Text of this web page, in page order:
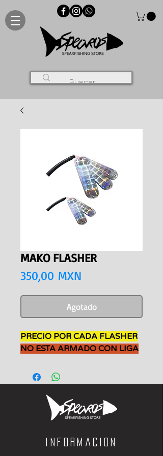
MAKO FLASHER
350,00 MXN
Agotado
PRECIO POR CADA FLASHER
NO ESTA ARMADO CON LIGA
Informacion